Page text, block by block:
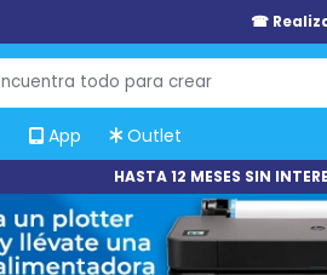
☎
App Outlet
HASTA 12 MESES SIN